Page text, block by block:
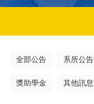
全部公告 系所公告
獎助學金 其他訊息